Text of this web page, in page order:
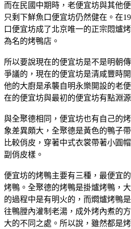
而在民國中期時，老便宜坊與其他
只剩下鮮魚口便宜坊仍然健在。在
口便宜坊成了北京唯一的正宗悶爐
為名的烤鴨店。
所以要說現在的便宜坊是不是明朝
爭議的，現在的便宜坊是清咸豐時
他的大廚是承襲自明永樂開設的老
在的便宜坊與最初的便宜坊有點淵
與全聚德相同，便宜坊也有自己的
象差異頗大，全聚德是黃色的鴨子
比較俏皮，穿著中式衣裳帶著小圓
副俏皮樣。
便宜坊的烤鴨主要有三種，最便宜
烤鴨。全聚德的烤鴨是掛爐烤鴨，
的過程中是有明火的，而燜爐烤鴨
往鴨膛內灌制老湯，成外烤內煮的
大的不同之處。所以說，雖然都是